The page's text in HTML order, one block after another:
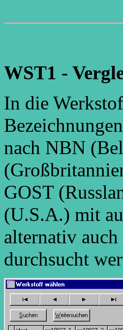
WST1 -
In die
nach NBN
GOST
(U.S.A.) mit
alternativ
durchsucht